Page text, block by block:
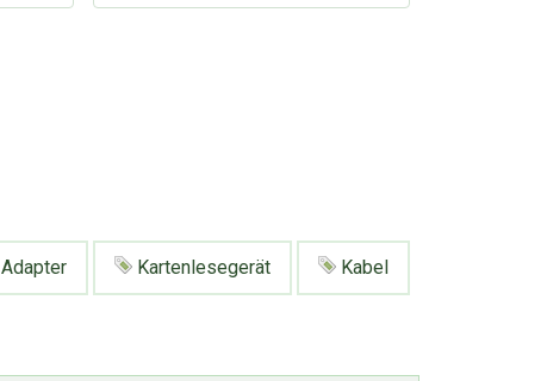
Adapter Kartenlesegerät Kabel